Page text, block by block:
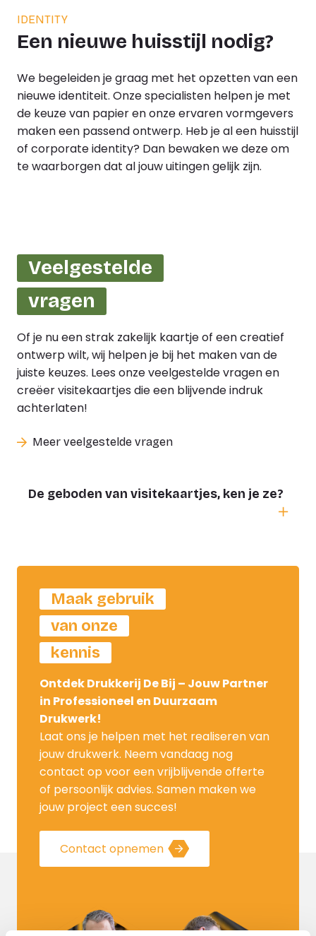
IDENTITY
Een nieuwe huisstijl nodig?
We begeleiden je graag met het opzetten van een
nieuwe identiteit. Onze specialisten helpen je met
de keuze van papier en onze ervaren vormgevers
maken een passend ontwerp. Heb je al een huisstijl
of corporate identity? Dan bewaken we deze om
te waarborgen dat al jouw uitingen gelijk zijn.
Veelgestelde
vragen
Of je nu een strak zakelijk kaartje of een creatief
ontwerp wilt, wij helpen je bij het maken van de
juiste keuzes. Lees onze veelgestelde vragen en
creëer visitekaartjes die een blijvende indruk
achterlaten!
Meer veelgestelde vragen
De geboden van visitekaartjes, ken je ze?
Hoe belangrijk vind jij het eerste
contactmoment met jouw klant?
Waarschijnlijk vind jij dit net als de klant zelf,
van cruciaal belang. Dit moment bepaalt
echter of er een toekomst zal zijn met de
betreffende persoon.Lees meer
Maak gebruik
van onze
kennis
Ontdek Drukkerij De Bij – Jouw Partner
in Professioneel en Duurzaam
Drukwerk!
Laat ons je helpen met het realiseren van
jouw drukwerk. Neem vandaag nog
contact op voor een vrijblijvende offerte
of persoonlijk advies. Samen maken we
jouw project een succes!
Contact opnemen